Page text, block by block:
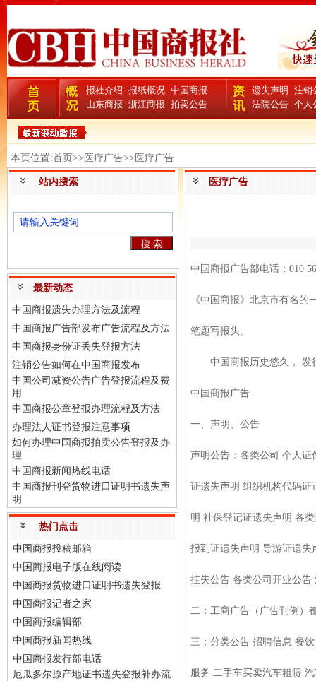
报社介绍 报纸概况 中国商报
山东商报 浙江商报 拍卖公告
遗失声明
注销
法院公告 个人
本页位置:首页>>医疗广告>>医疗广告
站内搜索
最新动态
中国商报遗失办理方法及流程
中国商报广告部发布广告流程及方法
中国商报身份证丢失登报方法
注销公告如何在中国商报发布
中国公司减资公告广告登报流程及费
用
中国商报公章登报办理流程及方法
办理法人证书登报注意事项
如何办理中国商报拍卖公告登报及办
理
中国商报新闻热线电话
中国商报刊登货物进口证明书遗失声
明
热门点击
中国商报投稿邮箱
中国商报电子版在线阅读
中国商报货物进口证明书遗失登报
中国商报记者之家
中国商报编辑部
中国商报新闻热线
中国商报发行部电话
厄瓜多尔原产地证书遗失登报补办流
医疗广告
中国商报广告部电话：010
《中国商报》北京市有名的
笔题写报头。
中国商报历史悠久， 发
中国商报广告
一、声明、公告
声明公告：各类公司 个人
证遗失声明 组织机构代码
明 社保登记证遗失声明 各
报到证遗失声明 导游证遗
挂失公告 各类公司开业公
二：工商广告（广告刊例）
三：分类公告 招聘信息 餐
服务 二手车买卖汽车租赁